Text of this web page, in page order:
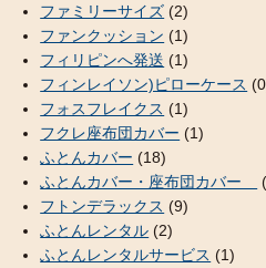
ファミリーサイズ (2)
ファンクッション (1)
フィリピンへ発送 (1)
フィンレイソン)ピローケース
フォスフレイクス (1)
フクレ座布団カバー (1)
ふとんカバー (18)
ふとんカバー・座布団カバー
フトンデラックス (9)
ふとんレンタル (2)
ふとんレンタルサービス (1)